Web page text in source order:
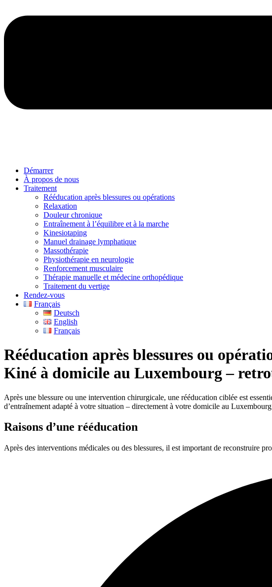
Démarrer
À propos de nous
Traitement
Rééducation après blessures ou opérations
Relaxation
Douleur chronique
Entraînement à l’équilibre et à la marche
Kinesiotaping
Manuel drainage lymphatique
Massothérapie
Physiothérapie en neurologie
Renforcement musculaire
Thérapie manuelle et médecine orthopédique
Traitement du vertige
Rendez-vous
Français
Deutsch
English
Français
Rééducation après blessures ou
Kiné à domicile au Luxembourg –
Après une blessure ou une intervention chirurgicale, une rééducation ciblée est
d’entraînement adapté à votre situation – directement à votre domicile au Luxembourg
Raisons d’une rééducation
Après des interventions médicales ou des blessures, il est important de reconstruire